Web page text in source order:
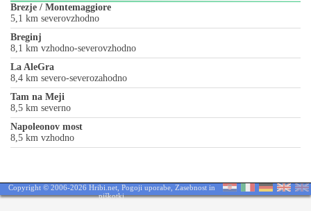
Brezje / Montemaggiore
5,1 km severovzhodno
Breginj
8,1 km vzhodno-severovzhodno
La AleGra
8,4 km severo-severozahodno
Tam na Meji
8,5 km severno
Napoleonov most
8,5 km vzhodno
Copyright © 2006-2026 Hribi.net, Pogoji uporabe, Zasebnost in
piškotki